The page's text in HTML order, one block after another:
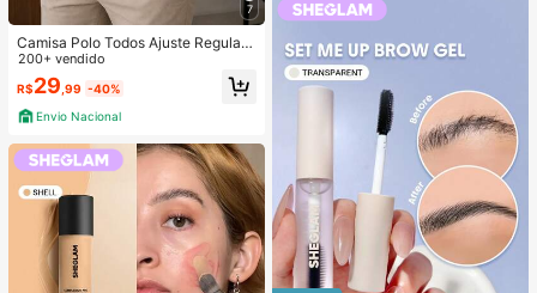
7
Camisa Polo Todos Ajuste Regular
Bordado Masculina
200+ vendido
R$29 ,99 -40%
Envio Nacional